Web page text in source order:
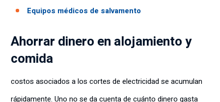
Equipos médicos de salvamento
Ahorrar dinero en alojamiento y
comida
costos asociados a los cortes de electricidad se acumulan
rápidamente. Uno no se da cuenta de cuánto dinero gasta